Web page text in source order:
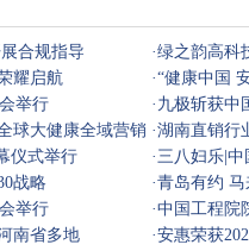
合规指导 ·绿之韵高科
业盛会
耀启航 ·“健康中国
举行 · 九极斩获中
球大健康全域营销 ·湖南直销行
仪式举行 ·三八妇乐|
战略 ·青岛有约
举行 ·中国工程院
南省多地 ·安惠荣获